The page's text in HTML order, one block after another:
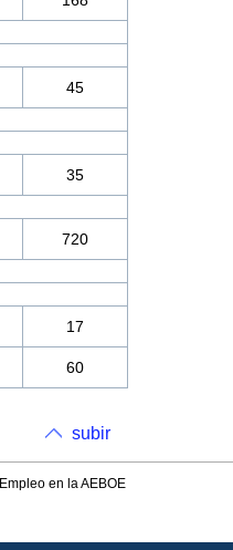
45
35
720
17
60
subir
Empleo en la AEBOE